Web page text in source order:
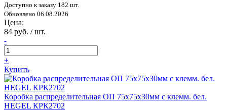
Доступно к заказу 182 шт.
Обновлено 06.08.2026
Цена:
84 руб. / шт.
-
+
Купить
Коробка распределительная ОП 75х75х30мм с клемм. бел.
HEGEL КРК2702